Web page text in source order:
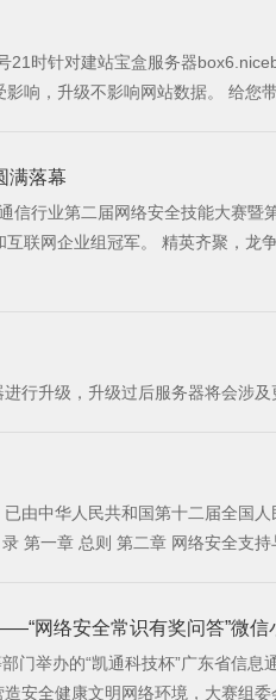
时针对建站宝盒服务器
满落幕
业 技能大赛网络安全员技能竞赛广东省选拔赛在广州圆满落
网络安全常识有奖问答”微信
门举办的“凯通科技杯”广东省信
，大赛组委会开发了“网络安全常识有奖